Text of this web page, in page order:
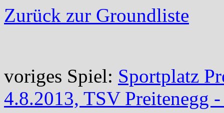
Zurück zur Groundliste
voriges Spiel: Sportplatz
4.8.2013, TSV Preitenegg